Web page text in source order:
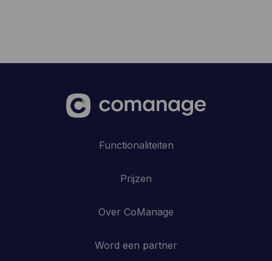
Functionaliteiten
Prijzen
Over CoManage
Word een partner